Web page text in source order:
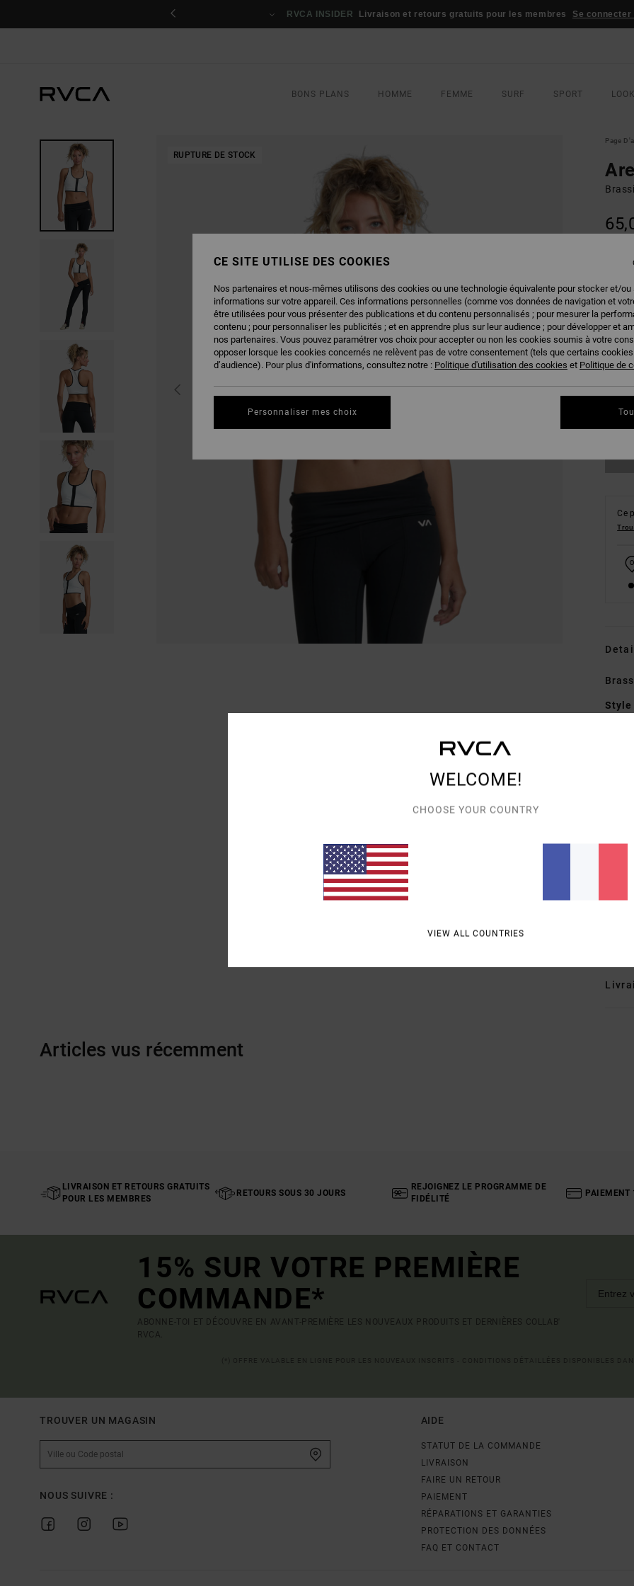
RVCA INSIDER Livraison et retours gratuits pour les membres Se
BONS PLANS HOMME FEMME SURF SPORT
RUPTURE DE STOCK
Page
Ce
Style
Articles vus récemment
LIVRAISON ET RETOURS GRATUITS
POUR LES MEMBRES
RETOURS SOUS 30 JOURS
REJOIGNEZ LE PROGRAMME DE
FIDÉLITÉ
PAIEMENT
15% SUR VOTRE PREMIÈRE
COMMANDE*
ABONNE-TOI ET DÉCOUVRE EN AVANT-PREMIÈRE LES NOUVEAUX PRODUITS ET DERNIÈRES COLLAB'
RVCA.
TROUVER UN MAGASIN
NOUS SUIVRE :
AIDE
STATUT DE LA COMMANDE
LIVRAISON
FAIRE UN RETOUR
PAIEMENT
RÉPARATIONS ET GARANTIES
PROTECTION DES DONNÉES
FAQ ET CONTACT
WELCOME!
CHOOSE YOUR COUNTRY
VIEW ALL COUNTRIES
CE SITE UTILISE DES COOKIES
Nos partenaires et nous-mêmes utilisons des cookies ou une technologie équivalente pour stocker et/ou
informations sur votre appareil. Ces informations personnelles (comme vos données de navigation et
être utilisées pour vous présenter des publications et du contenu personnalisés ; pour mesurer la
contenu ; pour personnaliser les publicités ; et en apprendre plus sur leur audience ; pour développer et
nos partenaires. Vous pouvez paramétrer vos choix pour accepter ou non les cookies soumis à votre
opposer lorsque les cookies concernés ne relèvent pas de votre consentement (tels que certains
d’audience). Pour plus d'informations, consultez notre : Politique d'utilisation des cookies et Politique de
Personnaliser mes choix